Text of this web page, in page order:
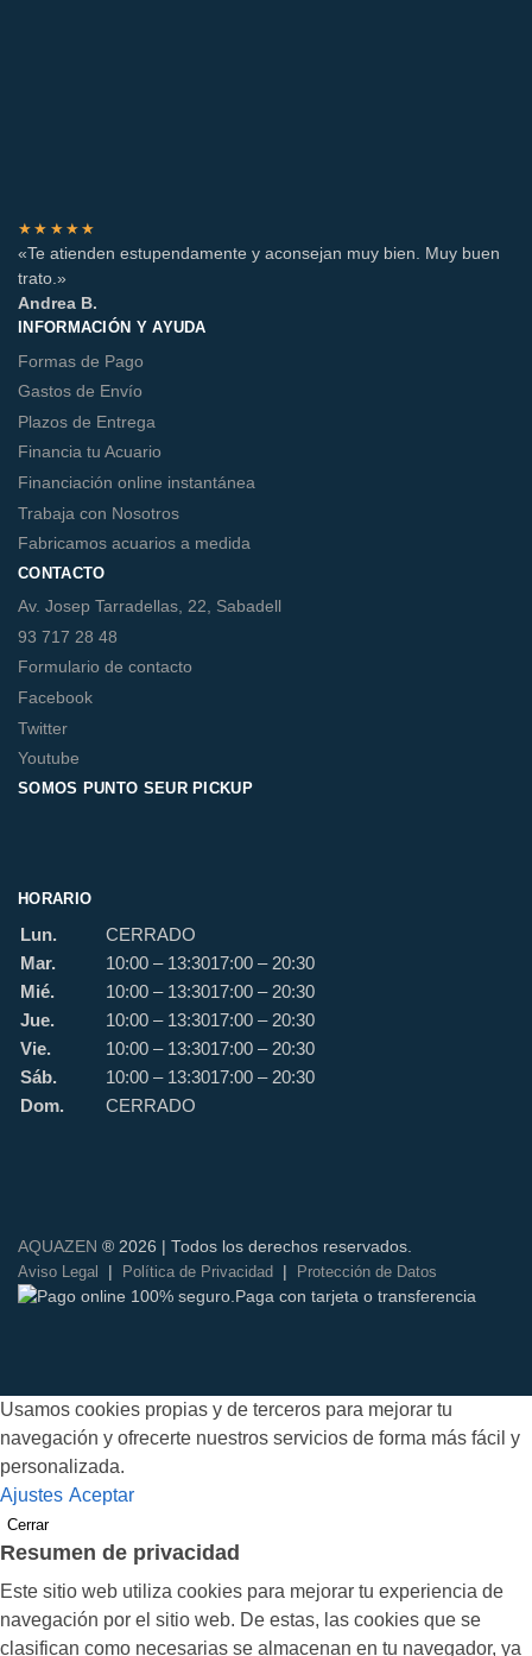
★★★★★
«Te atienden estupendamente y aconsejan muy bien. Muy buen
trato.»
Andrea B.
INFORMACIÓN Y AYUDA
Formas de Pago
Gastos de Envío
Plazos de Entrega
Financia tu Acuario
Financiación online instantánea
Trabaja con Nosotros
Fabricamos acuarios a medida
CONTACTO
Av. Josep Tarradellas, 22, Sabadell
93 717 28 48
Formulario de contacto
Facebook
Twitter
Youtube
SOMOS PUNTO SEUR PICKUP
HORARIO
Lun.
CERRADO
Mar.
10:00 – 13:3017:00 – 20:30
Mié.
10:00 – 13:3017:00 – 20:30
Jue.
10:00 – 13:3017:00 – 20:30
Vie.
10:00 – 13:3017:00 – 20:30
Sáb.
10:00 – 13:3017:00 – 20:30
Dom.
CERRADO
AQUAZEN ® 2026 | Todos los derechos reservados.
Aviso Legal
| Política de Privacidad | Protección de Datos
Usamos cookies propias y de terceros para mejorar tu
navegación y ofrecerte nuestros servicios de forma más fácil y
personalizada.
Ajustes Aceptar
Cerrar
Resumen de privacidad
Este sitio web utiliza cookies para mejorar tu experiencia de
navegación por el sitio web. De estas, las cookies que se
clasifican como necesarias se almacenan en tu navegador, ya